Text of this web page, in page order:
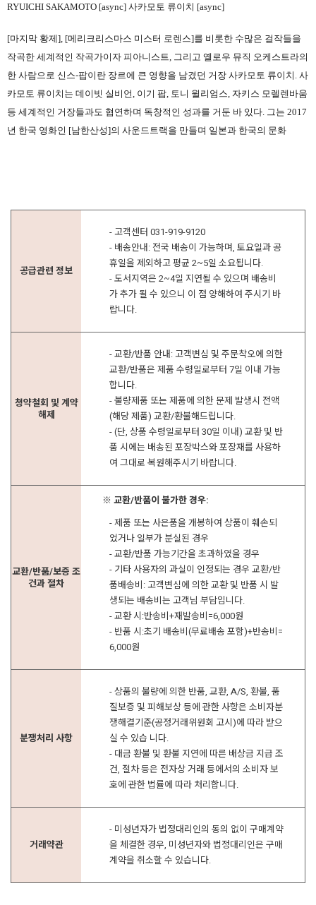
RYUICHI SAKAMOTO [async] 사카모토 류이치 [async]
[마지막 황제], [메리크리스마스 미스터 로렌스]를 비롯한 수많은 걸작들을
작곡한 세계적인 작곡가이자 피아니스트, 그리고 옐로우 뮤직 오케스트라의
한 사람으로 신스-팝이란 장르에 큰 영향을 남겼던 거장 사카모토 류이치. 사
카모토 류이치는 데이빗 실비언, 이기 팝, 토니 윌리엄스, 자키스 모렐렌바움
등 세계적인 거장들과도 협연하며 독창적인 성과를 거둔 바 있다. 그는 2017
년 한국 영화인 [남한산성]의 사운드트랙을 만들며 일본과 한국의 문화
공급관련 정보
- 고객센터 031-919-9120
- 배송안내: 전국 배송이 가능하며, 토요일과 공
휴일을 제외하고 평균 2~5일 소요됩니다.
- 도서지역은 2~4일 지연될 수 있으며 배송비
가 추가 될 수 있으니 이 점 양해하여 주시기 바
랍니다.
청약철회 및 계약
해제
- 교환/반품 안내: 고객변심 및 주문착오에 의한
교환/반품은 제품 수령일로부터 7일 이내 가능
합니다.
- 불량제품 또는 제품에 의한 문제 발생시 전액
(해당 제품) 교환/환불해드립니다.
- (단, 상품 수령일로부터 30일 이내) 교환 및 반
품 시에는 배송된 포장박스와 포장재를 사용하
여 그대로 복원해주시기 바랍니다.
교환/반품/보증 조
건과 절차
※ 교환/반품이 불가한 경우:
- 제품 또는 사은품을 개봉하여 상품이 훼손되
었거나 일부가 분실된 경우
- 교환/반품 가능기간을 초과하였을 경우
- 기타 사용자의 과실이 인정되는 경우 교환/반
품배송비: 고객변심에 의한 교환 및 반품 시 발
생되는 배송비는 고객님 부담입니다.
- 교환 시:반송비+재발송비=6,000원
- 반품 시:초기 배송비(무료배송 포함)+반송비=
6,000원
분쟁처리 사항
- 상품의 불량에 의한 반품, 교환, A/S, 환불, 품
질보증 및 피해보상 등에 관한 사항은 소비자분
쟁해결기준(공정거래위원회 고시)에 따라 받으
실 수 있습 니다.
- 대금 환불 및 환불 지연에 따른 배상금 지급 조
건, 절차 등은 전자상 거래 등에서의 소비자 보
호에 관한 법률에 따라 처리합니다.
거래약관
- 미성년자가 법정대리인의 동의 없이 구매계약
을 체결한 경우, 미성년자와 법정대리인은 구매
계약을 취소할 수 있습니다.